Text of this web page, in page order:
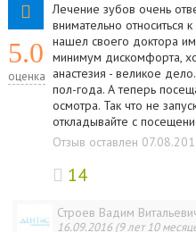
5.0
оценка
Лечение зубов очень
внимательно относиться
нашел своего доктора
минимум дискомфорта,
анастезия - великое
пол-года. А теперь
осмотра. Так что не
откладывайте с
Отзыв оставлен
14
Строев Вадим
16.09.2016 (9 лет 10